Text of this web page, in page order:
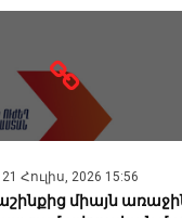
21 Հուլիս, 2026 15:56
միայն